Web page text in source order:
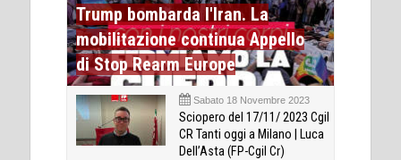
Trump bombarda l'Iran. La
mobilitazione continua Appello
di Stop Rearm Europe
Sabato 18 Novembre 2023
Sciopero del 17/11/ 2023 Cgil
CR Tanti oggi a Milano | Luca
Dell’Asta (FP-Cgil Cr)